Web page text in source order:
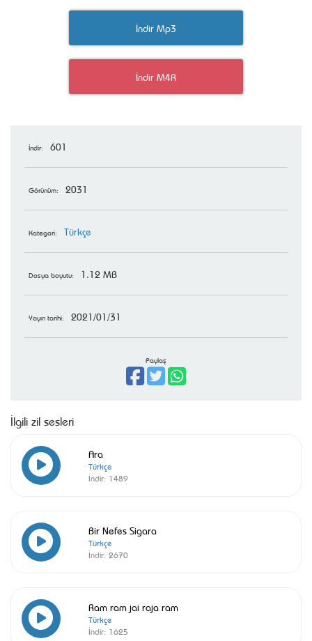
İndir Mp3
İndir M4R
İndir: 601
Görünüm: 2031
Kategori: Türkçe
Dosya boyutu: 1.12 MB
Yayın tarihi: 2021/01/31
Paylaş
İlgili zil sesleri
Ara
Türkçe
İndir: 1489
Bir Nefes Sigara
Türkçe
İndir: 2670
Ram ram jai raja ram
Türkçe
İndir: 1625